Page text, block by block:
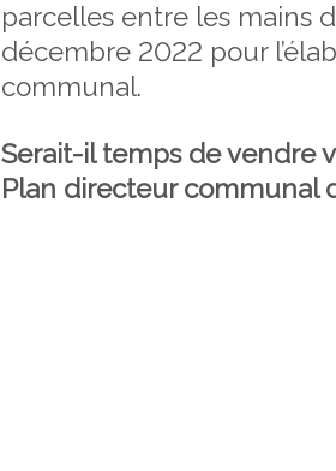
parcelles entre les mains
décembre 2022 pour
communal.
Serait-il temps de vendre
Plan directeur communal